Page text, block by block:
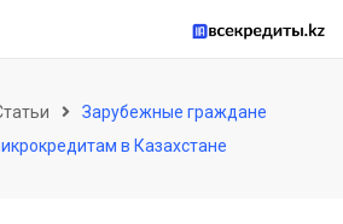
Зарубежные граждане
в Казахстане